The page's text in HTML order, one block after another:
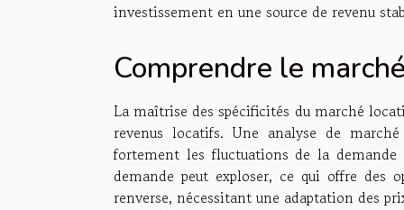
investissement en une source de revenu
Comprendre le
La maîtrise des spécificités du marché
revenus locatifs. Une analyse de
fortement les fluctuations de la
demande peut exploser, ce qui offre des
renverse, nécessitant une adaptation des